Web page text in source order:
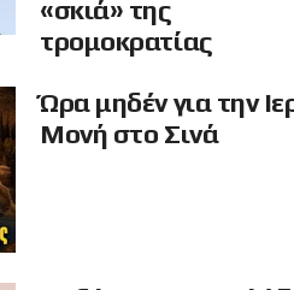
«σκιά» της
τρομοκρατίας
Ώρα μηδέν για την
Μονή στο Σινά